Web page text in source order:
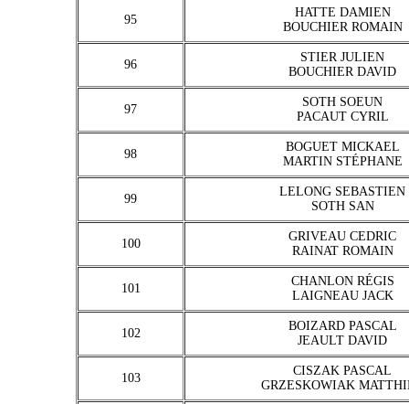
95
HATTE DAMIEN
BOUCHIER ROMAIN
96
STIER JULIEN
BOUCHIER DAVID
97
SOTH SOEUN
PACAUT CYRIL
98
BOGUET MICKAEL
MARTIN STÉPHANE
99
LELONG SEBASTIEN
SOTH SAN
100
GRIVEAU CEDRIC
RAINAT ROMAIN
101
CHANLON RÉGIS
LAIGNEAU JACK
102
BOIZARD PASCAL
JEAULT DAVID
103
CISZAK PASCAL
GRZESKOWIAK